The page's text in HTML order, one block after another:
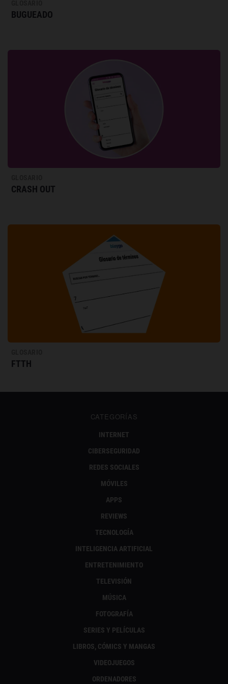
BUGUEADO
CRASH OUT
FTTH
CATEGORÍAS
INTERNET
CIBERSEGURIDAD
REDES SOCIALES
MÓVILES
APPS
REVIEWS
TECNOLOGÍA
INTELIGENCIA ARTIFICIAL
ENTRETENIMIENTO
TELEVISIÓN
MÚSICA
FOTOGRAFÍA
SERIES Y PELÍCULAS
LIBROS, CÓMICS Y MANGAS
VIDEOJUEGOS
ORDENADORES